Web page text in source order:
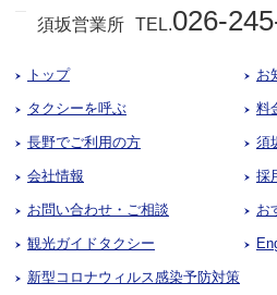
須坂営業所 TEL.026-
トップ お
タクシーを呼ぶ 料
長野でご利用の方 須
会社情報 採
お問い合わせ・ご相談 お
観光ガイドタクシー
新型コロナウィルス感染予防対策